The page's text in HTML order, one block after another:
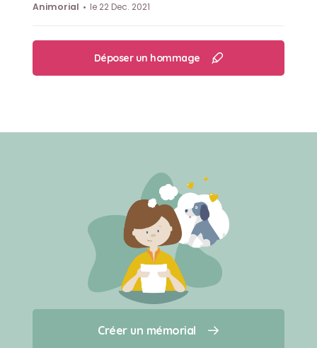
Créer un mémorial
Qui sommes-nous ?
Animorial
le 22 Dec. 2021
Déposer un hommage
Créer un mémorial